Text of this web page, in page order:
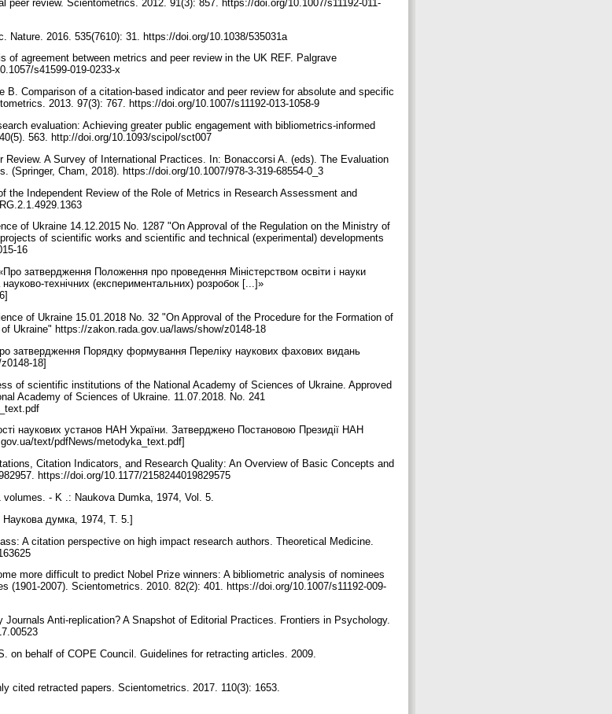
peer review. Scientometrics. 2012. 91(3): 857. https://doi.org/10.1007/s11192-011-
Nature. 2016. 535(7610): 31. https://doi.org/10.1038/535031a
of agreement between metrics and peer review in the UK REF. Palgrave
s41599-019-0233-x
B. Comparison of a citation-based indicator and peer review for absolute and specific
2013. 97(3): 767. https://doi.org/10.1007/s11192-013-1058-9
evaluation: Achieving greater public engagement with bibliometrics-informed
563. http://doi.org/10.1093/scipol/sct007
Review. A Survey of International Practices. In: Bonaccorsi A. (eds). The Evaluation
(Springer, Cham, 2018). https://doi.org/10.1007/978-3-319-68554-0_3
the Independent Review of the Role of Metrics in Research Assessment and
of Ukraine 14.12.2015 No. 1287 "On Approval of the Regulation on the Ministry of
of scientific works and scientific and technical (experimental) developments
16
затвердження Положення про проведення Міністерством освіти і науки
науково-технічних (експериментальних) розробок [...]»
of Ukraine 15.01.2018 No. 32 "On Approval of the Procedure for the Formation of
Ukraine" https://zakon.rada.gov.ua/laws/show/z0148-18
затвердження Порядку формування Переліку наукових фахових видань
18]
of scientific institutions of the National Academy of Sciences of Ukraine. Approved
Academy of Sciences of Ukraine. 11.07.2018. No. 241
наукових установ НАН України. Затверджено Постановою Президії НАН
text/pdfNews/metodyka_text.pdf]
Citation Indicators, and Research Quality: An Overview of Basic Concepts and
https://doi.org/10.1177/2158244019829575
- K .: Naukova Dumka, 1974, Vol. 5.
Наукова думка, 1974, Т. 5.]
A citation perspective on high impact research authors. Theoretical Medicine.
more difficult to predict Nobel Prize winners: A bibliometric analysis of nominees
(1901-2007). Scientometrics. 2010. 82(2): 401. https://doi.org/10.1007/s11192-009-
Anti-replication? A Snapshot of Editorial Practices. Frontiers in Psychology.
on behalf of COPE Council. Guidelines for retracting articles. 2009.
cited retracted papers. Scientometrics. 2017. 110(3): 1653.